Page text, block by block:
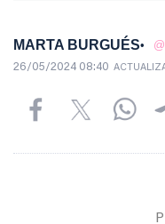
MARTA BURGUÉS
26/05/2024 08:40